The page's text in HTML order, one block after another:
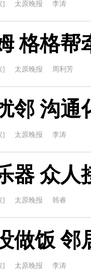
] 太原晚报 李涛
格格帮
] 太原晚报 周利芳
邻 沟通
] 太原晚报 李涛
器 众人
] 太原晚报 韩睿
做饭 邻
] 太原晚报 李涛